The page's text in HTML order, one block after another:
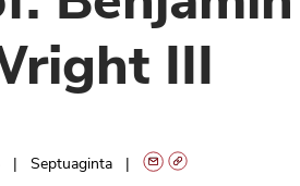
III
Septuaginta